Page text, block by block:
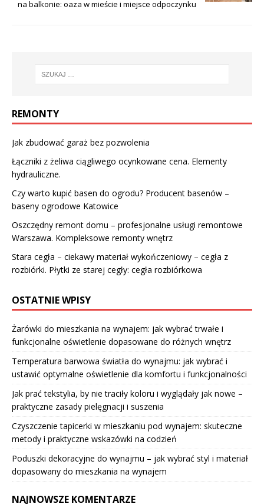
na balkonie: oaza w mieście i miejsce odpoczynku
REMONTY
Jak zbudować garaż bez pozwolenia
Łączniki z żeliwa ciągliwego ocynkowane cena. Elementy
hydrauliczne.
Czy warto kupić basen do ogrodu? Producent basenów –
baseny ogrodowe Katowice
Oszczędny remont domu – profesjonalne usługi remontowe
Warszawa. Kompleksowe remonty wnętrz
Stara cegła – ciekawy materiał wykończeniowy – cegła z
rozbiórki. Płytki ze starej cegły: cegła rozbiórkowa
OSTATNIE WPISY
Żarówki do mieszkania na wynajem: jak wybrać trwałe i
funkcjonalne oświetlenie dopasowane do różnych wnętrz
Temperatura barwowa światła do wynajmu: jak wybrać i
ustawić optymalne oświetlenie dla komfortu i funkcjonalności
Jak prać tekstylia, by nie traciły koloru i wyglądały jak nowe –
praktyczne zasady pielęgnacji i suszenia
Czyszczenie tapicerki w mieszkaniu pod wynajem: skuteczne
metody i praktyczne wskazówki na codzień
Poduszki dekoracyjne do wynajmu – jak wybrać styl i materiał
dopasowany do mieszkania na wynajem
NAJNOWSZE KOMENTARZE